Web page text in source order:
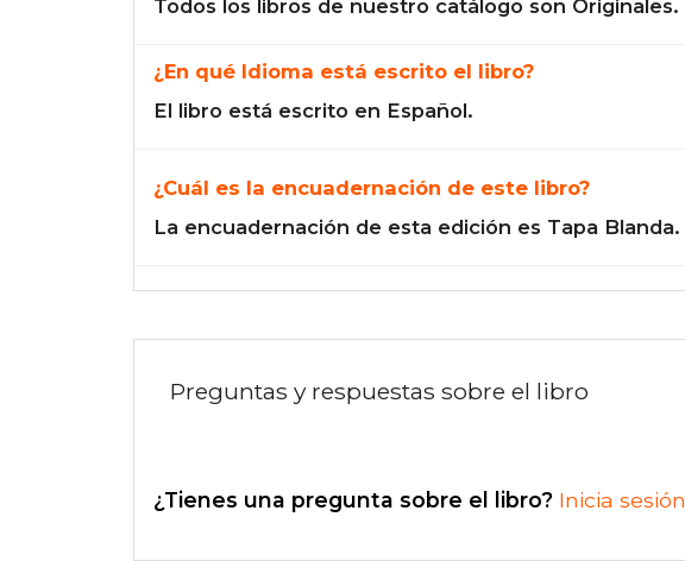
Todos los libros de nuestro catálogo son Originales.
¿En qué Idioma está escrito el libro?
El libro está escrito en Español.
¿Cuál es la encuadernación de este libro?
La encuadernación de esta edición es Tapa Blanda.
Preguntas y respuestas sobre el libro
¿Tienes una pregunta sobre el libro? Inicia sesión